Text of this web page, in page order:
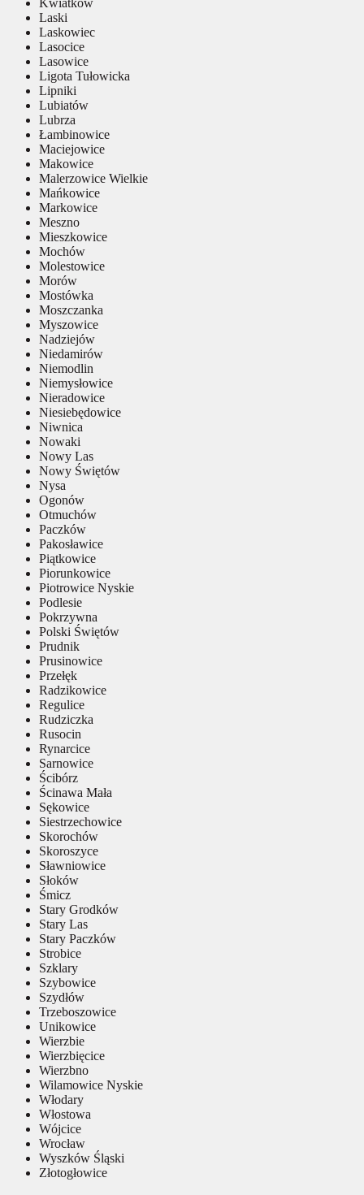
Laski
Laskowiec
Lasocice
Lasowice
Ligota Tułowicka
Lipniki
Lubiatów
Lubrza
Łambinowice
Maciejowice
Makowice
Malerzowice Wielkie
Mańkowice
Markowice
Meszno
Mieszkowice
Mochów
Molestowice
Morów
Mostówka
Moszczanka
Myszowice
Nadziejów
Niedamirów
Niemodlin
Niemysłowice
Nieradowice
Niesiebędowice
Niwnica
Nowaki
Nowy Las
Nowy Świętów
Nysa
Ogonów
Otmuchów
Paczków
Pakosławice
Piątkowice
Piorunkowice
Piotrowice Nyskie
Podlesie
Pokrzywna
Polski Świętów
Prudnik
Prusinowice
Przełęk
Radzikowice
Regulice
Rudziczka
Rusocin
Rynarcice
Sarnowice
Ścibórz
Ścinawa Mała
Sękowice
Siestrzechowice
Skorochów
Skoroszyce
Sławniowice
Słoków
Śmicz
Stary Grodków
Stary Las
Stary Paczków
Strobice
Szklary
Szybowice
Szydłów
Trzeboszowice
Unikowice
Wierzbie
Wierzbięcice
Wierzbno
Wilamowice Nyskie
Włodary
Włostowa
Wójcice
Wrocław
Wyszków Śląski
Złotogłowice